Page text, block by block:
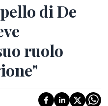
di De
ruolo